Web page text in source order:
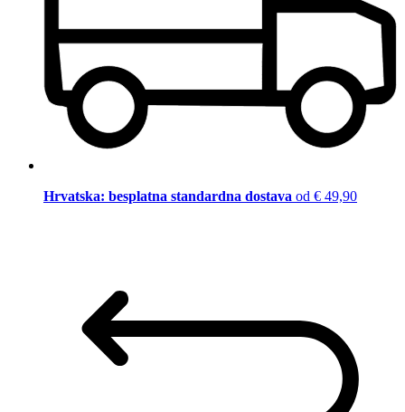
Hrvatska: besplatna standardna dostava od € 49,90